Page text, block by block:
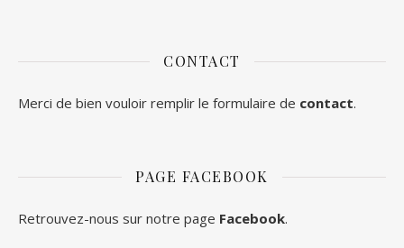
CONTACT
Merci de bien vouloir remplir le formulaire de contact.
PAGE FACEBOOK
Retrouvez-nous sur notre page Facebook.